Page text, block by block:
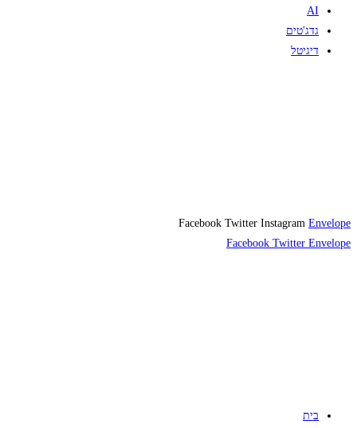
AI
גדג'טים
דיגיטל
Facebook Twitter Instagram Envelope
Facebook Twitter Envelope
בית